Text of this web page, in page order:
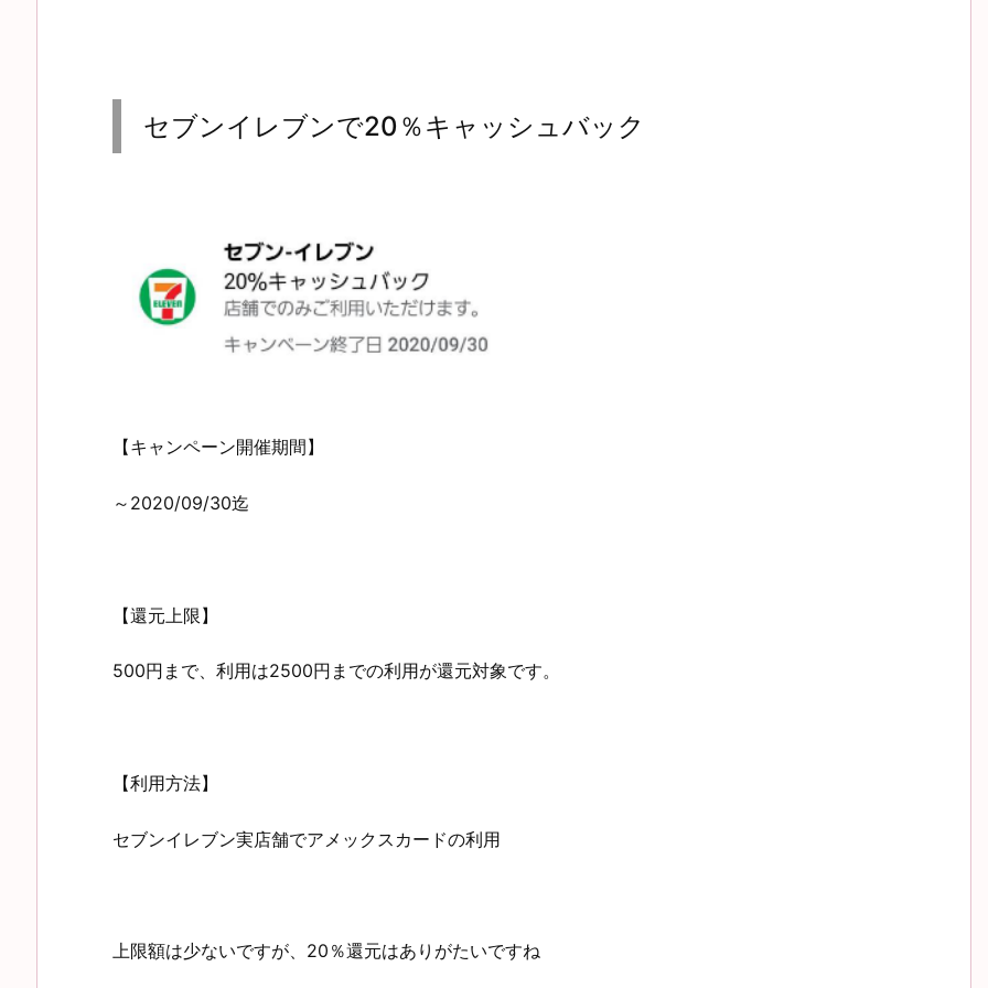
セブンイレブンで20％キャッシュバック
【キャンペーン開催期間】
～2020/09/30迄
【還元上限】
500円まで、利用は2500円までの利用が還元対象です。
【利用方法】
セブンイレブン実店舗でアメックスカードの利用
上限額は少ないですが、20％還元はありがたいですね